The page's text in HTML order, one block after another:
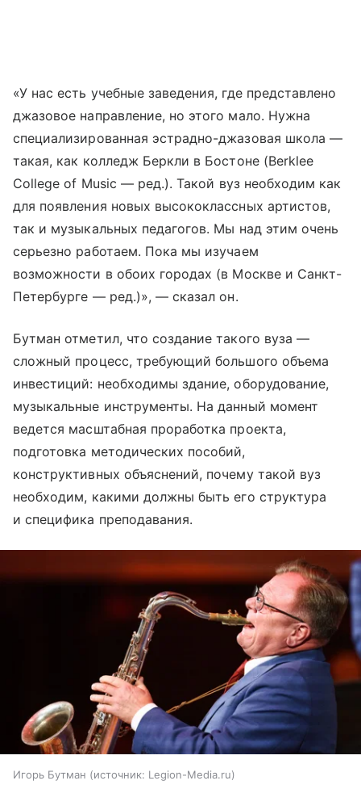
«У нас есть учебные заведения, где представлено
джазовое направление, но этого мало. Нужна
специализированная эстрадно-джазовая школа —
такая, как колледж Беркли в Бостоне (Berklee
College of Music — ред.). Такой вуз необходим как
для появления новых высококлассных артистов,
так и музыкальных педагогов. Мы над этим очень
серьезно работаем. Пока мы изучаем
возможности в обоих городах (в Москве и Санкт-
Петербурге — ред.)», — сказал он.
Бутман отметил, что создание такого вуза —
сложный процесс, требующий большого объема
инвестиций: необходимы здание, оборудование,
музыкальные инструменты. На данный момент
ведется масштабная проработка проекта,
подготовка методических пособий,
конструктивных объяснений, почему такой вуз
необходим, какими должны быть его структура
и специфика преподавания.
Игорь Бутман источник: Legion-Media.ru